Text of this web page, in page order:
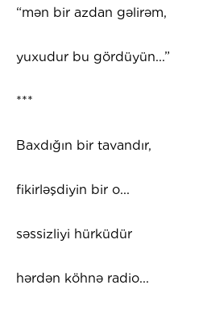
“mən bir azdan gəlirəm,
yuxudur bu gördüyün...”
***
Baxdığın bir tavandır,
fikirləşdiyin bir o...
səssizliyi hürküdür
hərdən köhnə radio...